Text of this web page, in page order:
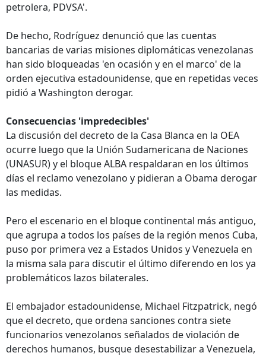
petrolera, PDVSA'.
De hecho, Rodríguez denunció que las cuentas
bancarias de varias misiones diplomáticas venezolanas
han sido bloqueadas 'en ocasión y en el marco' de la
orden ejecutiva estadounidense, que en repetidas veces
pidió a Washington derogar.
Consecuencias 'impredecibles'
La discusión del decreto de la Casa Blanca en la OEA
ocurre luego que la Unión Sudamericana de Naciones
(UNASUR) y el bloque ALBA respaldaran en los últimos
días el reclamo venezolano y pidieran a Obama derogar
las medidas.
Pero el escenario en el bloque continental más antiguo,
que agrupa a todos los países de la región menos Cuba,
puso por primera vez a Estados Unidos y Venezuela en
la misma sala para discutir el último diferendo en los ya
problemáticos lazos bilaterales.
El embajador estadounidense, Michael Fitzpatrick, negó
que el decreto, que ordena sanciones contra siete
funcionarios venezolanos señalados de violación de
derechos humanos, busque desestabilizar a Venezuela,